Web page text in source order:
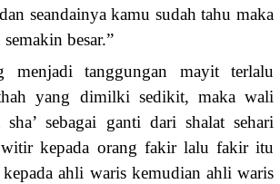
seandainya kamu sudah tahu maka
besar.”
menjadi tanggungan mayit terlalu
yang dimilki sedikit, maka wali
sebagai ganti dari shalat sehari
witir kepada orang fakir lalu fakir itu
ahli waris kemudian ahli waris